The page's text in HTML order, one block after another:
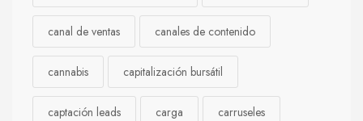
canal de ventas canales de contenido
cannabis capitalización bursátil
captación leads carga carruseles